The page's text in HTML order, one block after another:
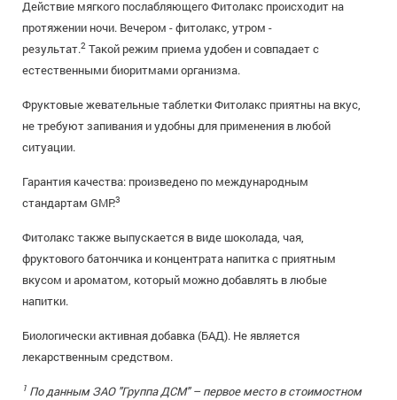
Действие мягкого послабляющего Фитолакс происходит на
протяжении ночи. Вечером - фитолакс, утром -
результат.2 Такой режим приема удобен и совпадает с
естественными биоритмами организма.
Фруктовые жевательные таблетки Фитолакс приятны на вкус,
не требуют запивания и удобны для применения в любой
ситуации.
Гарантия качества: произведено по международным
стандартам GMP.3
Фитолакс также выпускается в виде шоколада, чая,
фруктового батончика и концентрата напитка с приятным
вкусом и ароматом, который можно добавлять в любые
напитки.
Биологически активная добавка (БАД). Не является
лекарственным средством.
1 По данным ЗАО "Группа ДСМ" – первое место в стоимостном